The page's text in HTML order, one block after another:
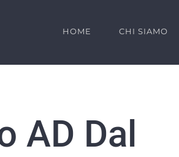
HOME CHI SIAMO
AD Dal